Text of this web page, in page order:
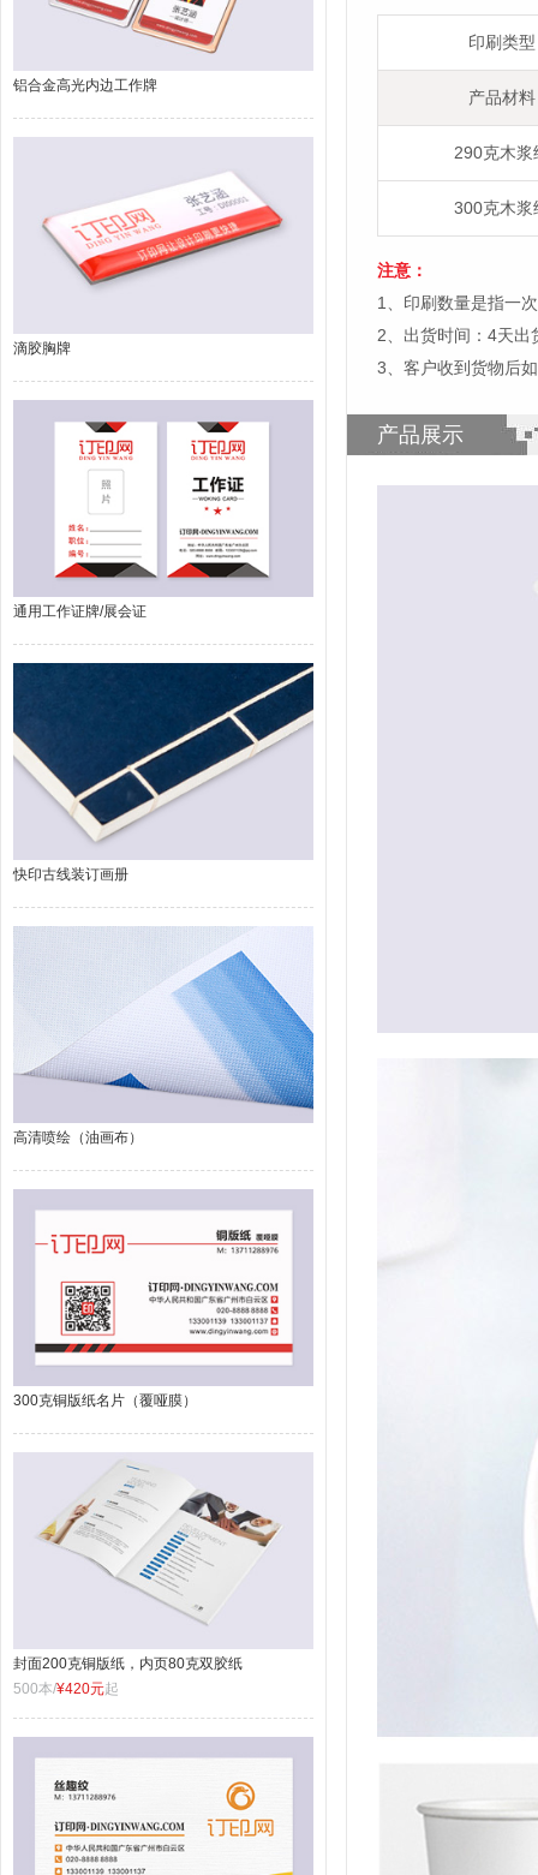
铝合金高光内边工作牌
滴胶胸牌
通用工作证牌/展会证
快印古线装订画册
高清喷绘（油画布）
300克铜版纸名片（覆哑膜）
封面200克铜版纸，内页80克双胶纸
500本/¥420元起
印刷类型
产品材料
290克木浆
300克木浆
注意：
1、印刷数量是指一
2、出货时间：4天出
3、客户收到货物后
产品展示